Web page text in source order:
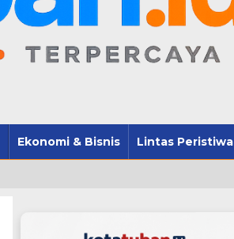
Ekonomi & Bisnis Lintas Peristiwa